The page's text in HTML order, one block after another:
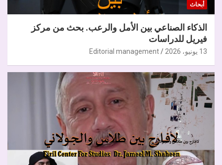
أبحاث
الذكاء الصناعي بين الأمل والرعب. بحث من مركز
فيريل للدراسات
13 يونيو، 2026 Editorial management